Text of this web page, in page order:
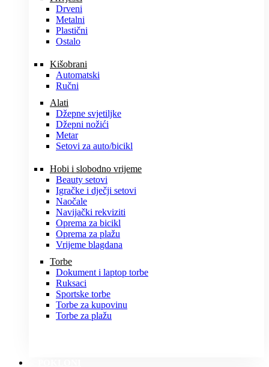
Drveni
Metalni
Plastični
Ostalo
Kišobrani
Automatski
Ručni
Alati
Džepne svjetiljke
Džepni nožići
Metar
Setovi za auto/bicikl
Hobi i slobodno vrijeme
Beauty setovi
Igračke i dječji setovi
Naočale
Navijački rekviziti
Oprema za bicikl
Oprema za plažu
Vrijeme blagdana
Torbe
Dokument i laptop torbe
Ruksaci
Sportske torbe
Torbe za kupovinu
Torbe za plažu